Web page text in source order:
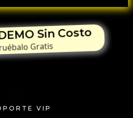
Sin Costo
Gratis
VIP